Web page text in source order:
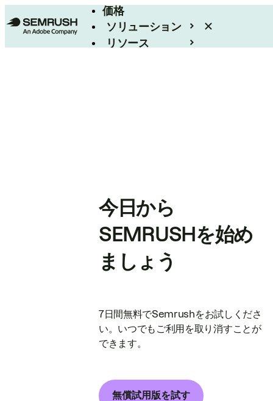
価格
ソリューション
リソース
今日から
SEMRUSHを始め
ましょう
7日間無料でSemrushをお試しくださ
い。いつでもご利用を取り消すことが
できます。
無償試用版を試す